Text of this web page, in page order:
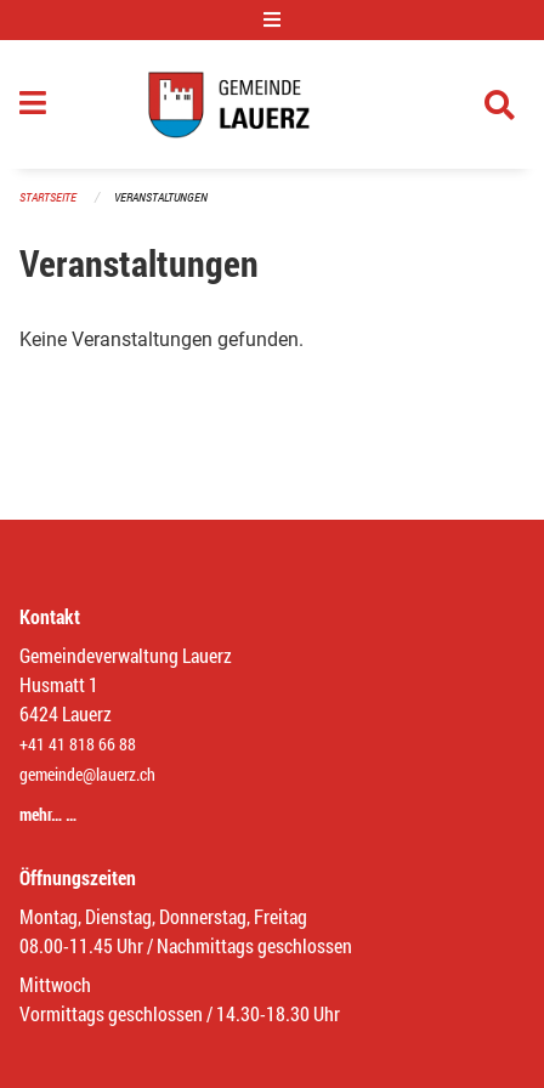
STARTSEITE VERANSTALTUNGEN
Veranstaltungen
Keine Veranstaltungen gefunden.
Kontakt
Gemeindeverwaltung Lauerz
Husmatt 1
6424 Lauerz
+41 41 818 66 88
gemeinde@lauerz.ch
mehr… …
Öffnungszeiten
Montag, Dienstag, Donnerstag, Freitag
08.00-11.45 Uhr / Nachmittags geschlossen
Mittwoch
Vormittags geschlossen / 14.30-18.30 Uhr